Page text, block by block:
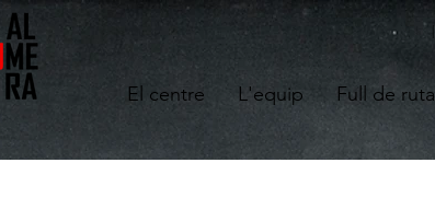
El centre L'equip Full de ruta